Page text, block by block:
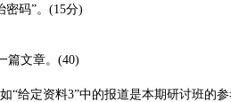
密码”。(15分)
篇文章。(40)
“给定资料3”中的报道是本期研讨班的